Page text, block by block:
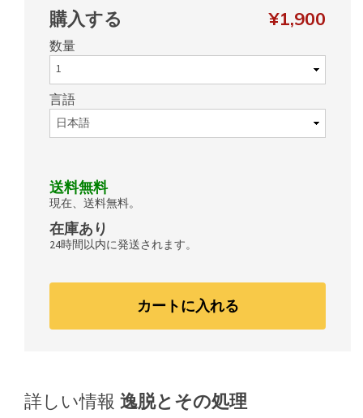
購入する ¥1,900
数量
言語
送料無料
現在、送料無料。
在庫あり
24時間以内に発送されます。
カートに入れる
詳しい情報 逸脱とその処理